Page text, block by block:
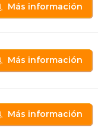
Más información
Más información
Más información